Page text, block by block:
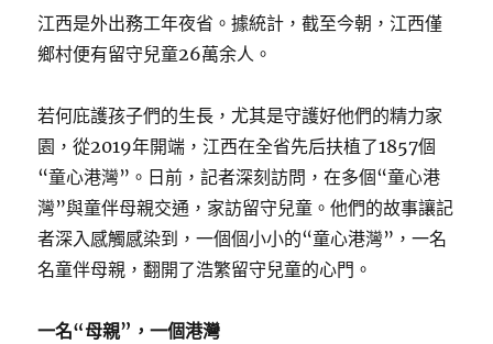
江西是外出務工年夜省。據統計，截至今朝，江西僅
鄉村便有留守兒童26萬余人。
若何庇護孩子們的生長，尤其是守護好他們的精力家
園，從2019年開端，江西在全省先后扶植了1857個
“童心港灣”。日前，記者深刻訪問，在多個“童心港
灣”與童伴母親交通，家訪留守兒童。他們的故事讓記
者深入感觸感染到，一個個小小的“童心港灣”，一名
名童伴母親，翻開了浩繁留守兒童的心門。
一名“母親”，一個港灣